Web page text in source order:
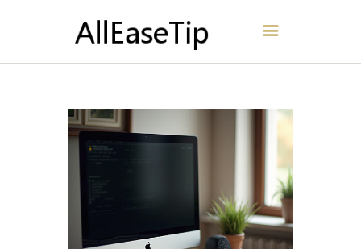
AllEaseTip
SOBRE
CONTATO
POLÍTICA
PORTUGUÊS